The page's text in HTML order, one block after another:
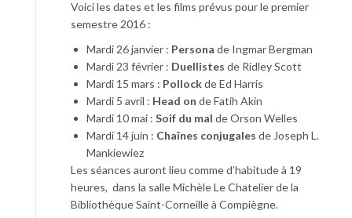
Voici les dates et les films prévus pour le premier
semestre 2016 :
Mardi 26 janvier : Persona de Ingmar Bergman
Mardi 23 février : Duellistes de Ridley Scott
Mardi 15 mars : Pollockde Ed Harris
Mardi 5 avril : Head on de Fatih Akin
Mardi 10 mai : Soif du mal de Orson Welles
Mardi 14 juin : Chaînes conjugales de Joseph L.
Mankiewiez
Les séances auront lieu comme d’habitude à 19
heures, dans la salle Michèle Le Chatelier de la
Bibliothèque Saint-Corneille à Compiègne.